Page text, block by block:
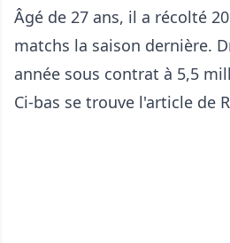
Âgé de 27 ans, il a récolté
matchs la saison dernière.
année sous contrat à 5,5
Ci-bas se trouve l'article de